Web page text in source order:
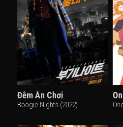
Đêm Ăn Chơi
Boogie Nights (2022)